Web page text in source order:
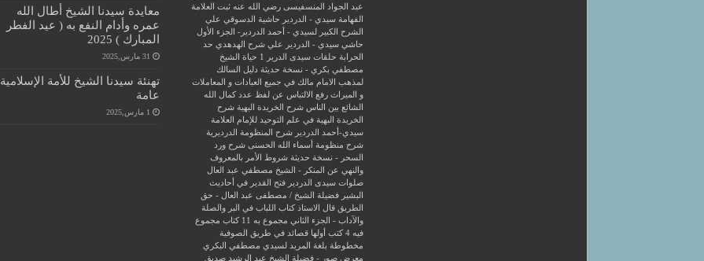
عبد الجواد المنسفيسى رضي الله عنه ثبت العلامة
الفهامة سيدي - الدردير
حاشية الدسوقي علي
الشرح الكبير لسيدي - أحمد الدردير- الجزء الأول
حاشي سيدي - الدردير علي شرح الهدهدي حد
الحرابة حلقات سيدى الدرير 1
حياة الشيخ
مصطفي بكري - نسخة حديثة دليل السالك
لمذهب الامام مالك في جميع العبادات و المعاملات
و الميراث رفع الالتباس عن لفظ عدد كمال الله
الشائع بين الناس شرح الخريدة البهية شرح
الخريدة البهية في علم التوحيد للإمام العلامة
سيدي-أحمد الدردير شرح المنظومة الدرديرية
شرح منظومة أسماء الله الحسنى شرح ورد
السحر - نسخة حديثة شروط الأمر بالمعروف
والنهي عن المنكر - الشيخ مصطفي عبد العال
صلوات سيدى الدردير فتح القدير في أحاديث
البشير فضيلة الشيخ / مصطفى عبد العال - حق
الطريق قال الاستاذ كتاب اللباب في البر والصلة
والآداب - الجزء الثاني مجموع به 11 كتاب
مجموع
فيه 4 كتب أولها قصائد في طريق الصوفية
مخطوطة بلغة المريد لسيدي مصطفي البكري
معرض صور - فضيلة الشيخ عبد الرشيد صديق
معايدة سيدنا الشيخ أطال الله
عمره وأدام النفع به ( عيد الفطر
المبارك ) 2025
31 مارس,2025
تهنئة سيدنا الشيخ للأمة الإسلامية
عامة
1 مارس,2025